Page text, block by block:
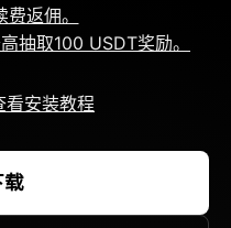
返佣。
抽取100 USDT奖励。
看安装教程
载